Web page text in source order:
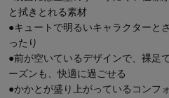
と拭きとれる素材
●キュートで明るいキャラクターと
ったり
●前が空いているデザインで、裸足
ーズンも、快適に過ごせる
●かかとが盛り上がっているコンフ